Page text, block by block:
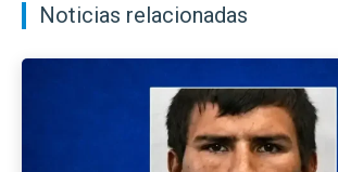
Noticias relacionadas